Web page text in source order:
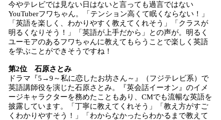
今やテレビでは見ない日はないと言っても過言ではない
YouTuberフワちゃん。「テンション高くて眠くならない！」
「英語を楽しく、わかりやすく教えてくれそう」「クラスが
明るくなりそう！」「英語が上手だから」との声が。明るく
ユーモアのあるフワちゃんに教えてもらうことで楽しく英語
を学ぶことができそうですね！
第2位 石原さとみ
ドラマ『5→9～私に恋したお坊さん～』（フジテレビ系）で
英語講師役を演じた石原さとみ。『英会話イーオン』のイメ
ージキャラクターを務めたこともあり、CMでも流暢な英語を
披露しています。「丁寧に教えてくれそう」「教え方がすご
くわかりやすそう！」「わからなかったらわかるまで教えて